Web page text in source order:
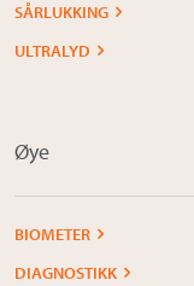
SÅRLUKKING
ULTRALYD
Øye
BIOMETER
DIAGNOSTIKK